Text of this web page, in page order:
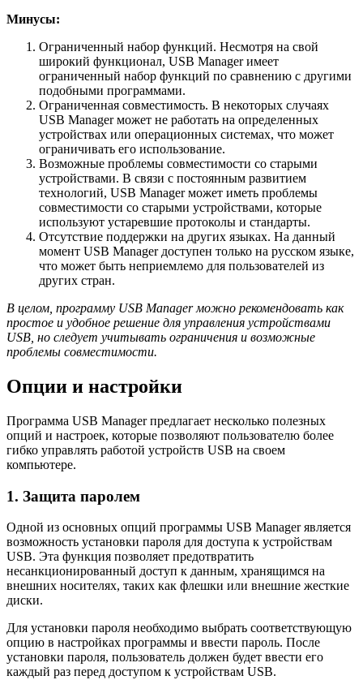
Минусы:
Ограниченный набор функций. Несмотря на свой
широкий функционал, USB Manager имеет
ограниченный набор функций по сравнению с другими
подобными программами.
Ограниченная совместимость. В некоторых случаях
USB Manager может не работать на определенных
устройствах или операционных системах, что может
ограничивать его использование.
Возможные проблемы совместимости со старыми
устройствами. В связи с постоянным развитием
технологий, USB Manager может иметь проблемы
совместимости со старыми устройствами, которые
используют устаревшие протоколы и стандарты.
Отсутствие поддержки на других языках. На данный
момент USB Manager доступен только на русском языке,
что может быть неприемлемо для пользователей из
других стран.
В целом, программу USB Manager можно рекомендовать как
простое и удобное решение для управления устройствами
USB, но следует учитывать ограничения и возможные
проблемы совместимости.
Опции и настройки
Программа USB Manager предлагает несколько полезных
опций и настроек, которые позволяют пользователю более
гибко управлять работой устройств USB на своем
компьютере.
1. Защита паролем
Одной из основных опций программы USB Manager является
возможность установки пароля для доступа к устройствам
USB. Эта функция позволяет предотвратить
несанкционированный доступ к данным, хранящимся на
внешних носителях, таких как флешки или внешние жесткие
диски.
Для установки пароля необходимо выбрать соответствующую
опцию в настройках программы и ввести пароль. После
установки пароля, пользователь должен будет ввести его
каждый раз перед доступом к устройствам USB.